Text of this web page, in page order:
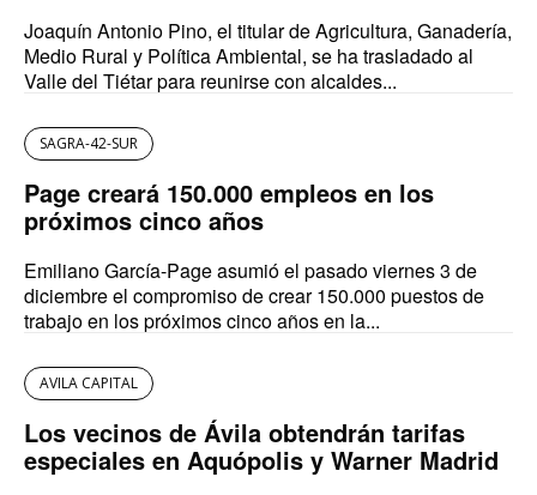
Joaquín Antonio Pino, el titular de Agricultura, Ganadería,
Medio Rural y Política Ambiental, se ha trasladado al
Valle del Tiétar para reunirse con alcaldes...
SAGRA-42-SUR
Page creará 150.000 empleos en los
próximos cinco años
Emiliano García-Page asumió el pasado viernes 3 de
diciembre el compromiso de crear 150.000 puestos de
trabajo en los próximos cinco años en la...
AVILA CAPITAL
Los vecinos de Ávila obtendrán tarifas
especiales en Aquópolis y Warner Madrid